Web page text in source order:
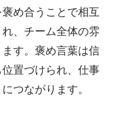
め合うことで相互
、チーム全体の雰
す。褒め言葉は信
置づけられ、仕事
つながります。